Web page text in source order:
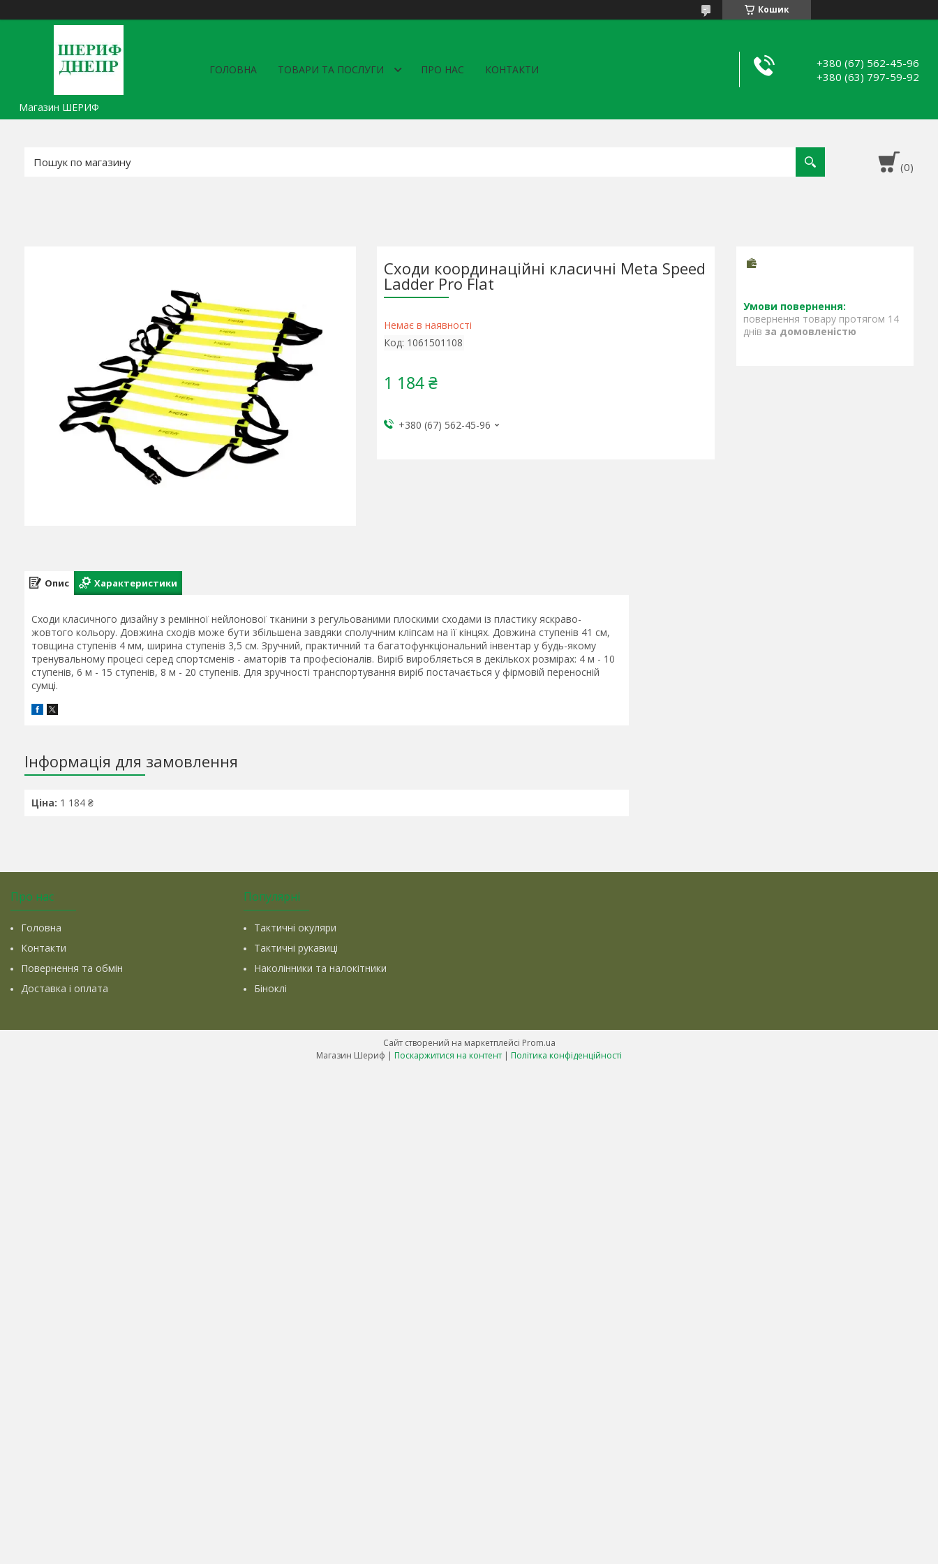
Кошик
Магазин ШЕРИФ
ГОЛОВНА ТОВАРИ ТА ПОСЛУГИ ПРО НАС КОНТАКТИ
+380 (67) 562-45-96
+380 (63) 797-59-92
Сходи координаційні класичні Meta Speed
Ladder Pro Flat
Немає в наявності
Код: 1061501108
1 184 ₴
+380 (67) 562-45-96
повернення товару протягом 14
днів за домовленістю
Опис Характеристики
Сходи класичного дизайну з ремінної нейлонової тканини з регульованими плоскими сходами із пластику яскраво-
жовтого кольору. Довжина сходів може бути збільшена завдяки сполучним кліпсам на її кінцях. Довжина ступенів 41 см,
товщина ступенів 4 мм, ширина ступенів 3,5 см. Зручний, практичний та багатофункціональний інвентар у будь-якому
тренувальному процесі серед спортсменів - аматорів та професіоналів. Виріб виробляється в декількох розмірах: 4 м - 10
ступенів, 6 м - 15 ступенів, 8 м - 20 ступенів. Для зручності транспортування виріб постачається у фірмовій переносній
сумці.
Інформація для замовлення
Ціна: 1 184 ₴
Про нас
Головна
Контакти
Повернення та обмін
Доставка і оплата
Популярні
Тактичні окуляри
Тактичні рукавиці
Наколінники та налокітники
Біноклі
Сайт створений на маркетплейсі Prom.ua
Магазин Шериф | Поскаржитися на контент | Політика конфіденційності